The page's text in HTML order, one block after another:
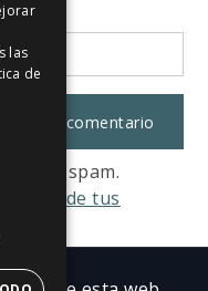
el spam.
datos de tus
las
de